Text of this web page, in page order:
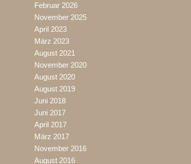
Februar 2026
November 2025
April 2023
März 2023
August 2021
November 2020
August 2020
August 2019
Juni 2018
Juni 2017
April 2017
März 2017
November 2016
August 2016